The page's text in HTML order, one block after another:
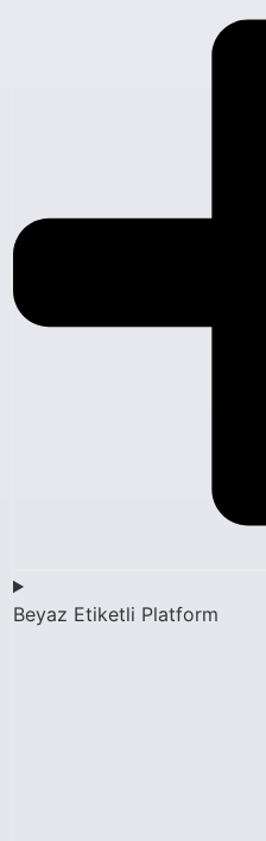
Beyaz Etiketli Platform